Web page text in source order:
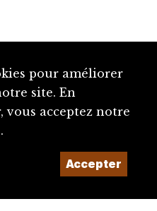
pour améliorer
site. En
acceptez notre
Accepter